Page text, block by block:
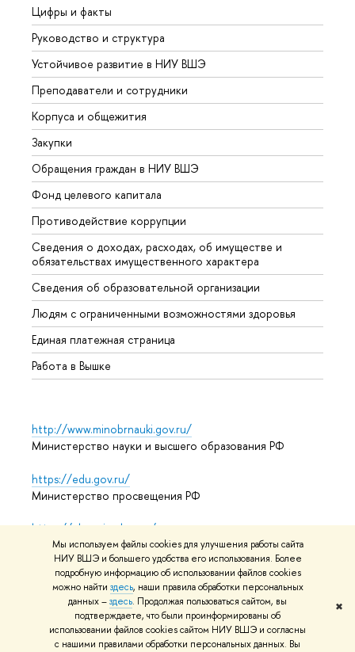
Мы используем файлы cookies для улучшения работы сайта
НИУ ВШЭ и большего удобства его использования. Более
подробную информацию об использовании файлов cookies
можно найти здесь, наши правила обработки персональных
данных –здесь. Продолжая пользоваться сайтом, вы
подтверждаете, что были проинформированы об
использовании файлов cookies сайтом НИУ ВШЭ и согласны
с нашими правилами обработки персональных данных. Вы
✖
Цифры и факты
Руководство и структура
Устойчивое развитие в НИУ ВШЭ
Преподаватели и сотрудники
Корпуса и общежития
Закупки
Обращения граждан в НИУ ВШЭ
Фонд целевого капитала
Противодействие коррупции
Сведения о доходах, расходах, об имуществе и
обязательствах имущественного характера
Сведения об образовательной организации
Людям с ограниченными возможностями здоровья
Единая платежная страница
Работа в Вышке
http://www.minobrnauki.gov.ru/
Министерство науки и высшего образования РФ
https://edu.gov.ru/
Министерство просвещения РФ
https://elearning.hse.ru/mooc
Массовые открытые онлайн-курсы
© НИУ ВШЭ 1993–2026 Адреса и контактыУсловия
использования материаловПолитика конфиденциальности
Карта сайта